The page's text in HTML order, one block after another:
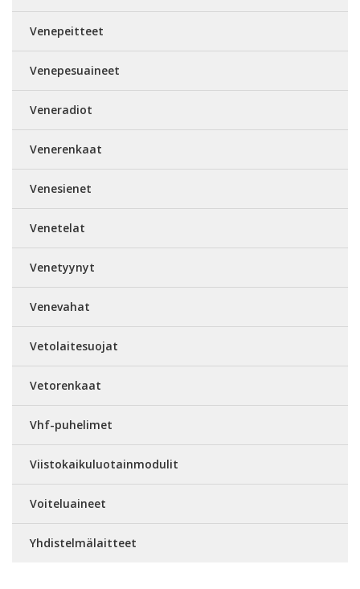
Venepeitteet
Venepesuaineet
Veneradiot
Venerenkaat
Venesienet
Venetelat
Venetyynyt
Venevahat
Vetolaitesuojat
Vetorenkaat
Vhf-puhelimet
Viistokaikuluotainmodulit
Voiteluaineet
Yhdistelmälaitteet